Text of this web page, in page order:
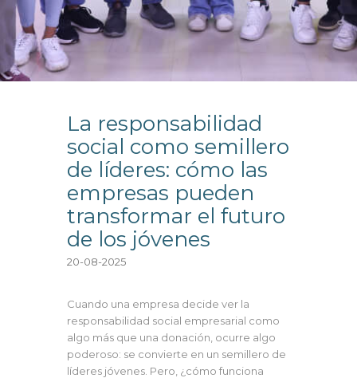
La responsabilidad
social como semillero
de líderes: cómo las
empresas pueden
transformar el futuro
de los jóvenes
20-08-2025
Cuando una empresa decide ver la
responsabilidad social empresarial como
algo más que una donación, ocurre algo
poderoso: se convierte en un semillero de
líderes jóvenes. Pero, ¿cómo funciona